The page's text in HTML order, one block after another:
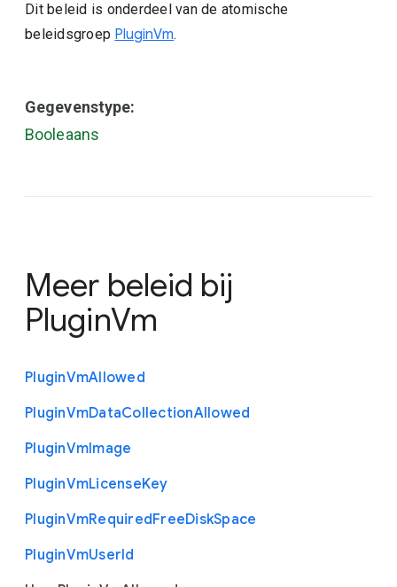
Dit beleid is onderdeel van de atomische
beleidsgroep PluginVm.
Gegevenstype:
Booleaans
Meer beleid bij
PluginVm
PluginVmAllowed
PluginVmDataCollectionAllowed
PluginVmImage
PluginVmLicenseKey
PluginVmRequiredFreeDiskSpace
PluginVmUserId